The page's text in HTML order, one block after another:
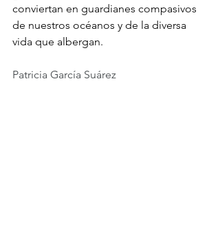
conviertan en guardianes compasivos
de nuestros océanos y de la diversa
vida que albergan.
Patricia García Suárez